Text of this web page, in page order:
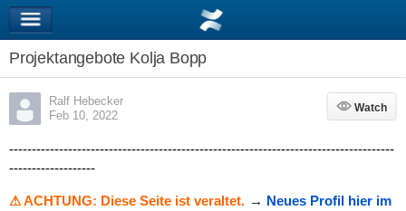
Projektangebote Kolja Bopp
Ralf Hebecker
Feb 10, 2022
Watch
Watch
-------------------------------------------------------------------------------------
-------------------
⚠ ACHTUNG: Diese Seite ist veraltet. → Neues Profil hier im